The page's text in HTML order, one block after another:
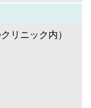
リニック内）